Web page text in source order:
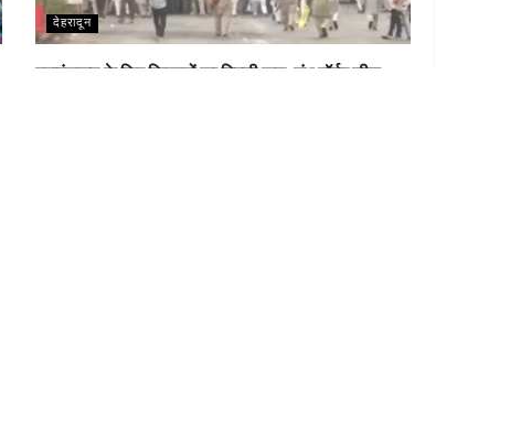
देहरादून
महापंचायत के लिए किसानों का दिल्ली कूच, शंभू बॉर्डर सील;